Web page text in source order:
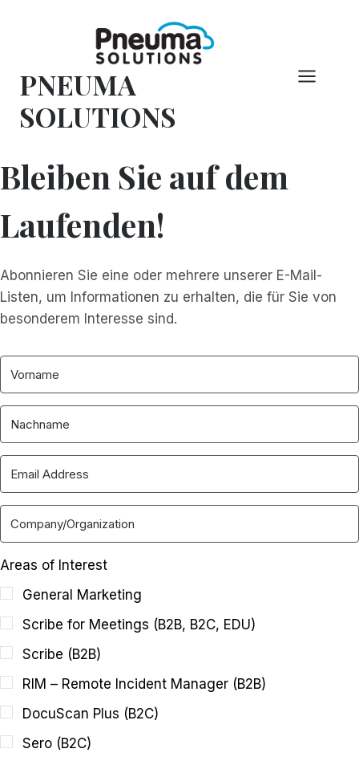
PNEUMA
SOLUTIONS
Bleiben Sie auf dem
Laufenden!
Abonnieren Sie eine oder mehrere unserer E-Mail-
Listen, um Informationen zu erhalten, die für Sie von
besonderem Interesse sind.
Areas of Interest
General Marketing
Scribe for Meetings (B2B, B2C, EDU)
Scribe (B2B)
RIM – Remote Incident Manager (B2B)
DocuScan Plus (B2C)
Sero (B2C)